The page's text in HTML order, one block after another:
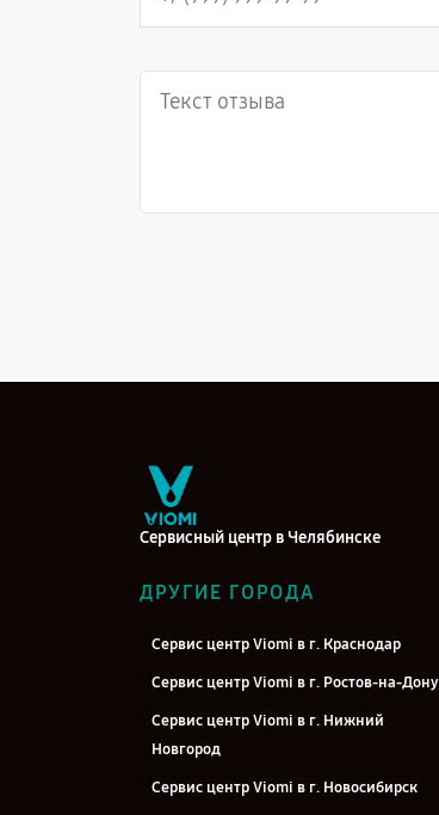
Сервисный центр в Челябинске
ДРУГИЕ ГОРОДА
Сервис центр Viomi в г. Краснодар
Сервис центр Viomi в г. Ростов-на-Дону
Сервис центр Viomi в г. Нижний
Новгород
Сервис центр Viomi в г. Новосибирск